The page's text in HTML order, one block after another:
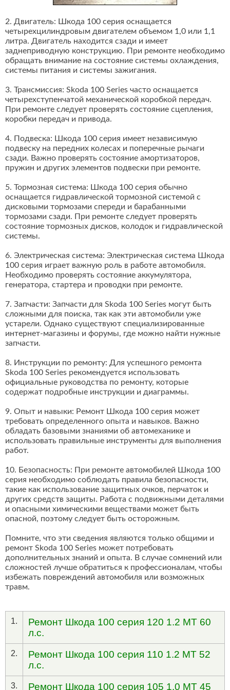
2. Двигатель: Шкода 100 серия оснащается
четырехцилиндровым двигателем объемом 1,0 или 1,1
литра. Двигатель находится сзади и имеет
заднеприводную конструкцию. При ремонте необходимо
обращать внимание на состояние системы охлаждения,
системы питания и системы зажигания.
3. Трансмиссия: Skoda 100 Series часто оснащается
четырехступенчатой механической коробкой передач.
При ремонте следует проверять состояние сцепления,
коробки передач и привода.
4. Подвеска: Шкода 100 серия имеет независимую
подвеску на передних колесах и поперечные рычаги
сзади. Важно проверять состояние амортизаторов,
пружин и других элементов подвески при ремонте.
5. Тормозная система: Шкода 100 серия обычно
оснащается гидравлической тормозной системой с
дисковыми тормозами спереди и барабанными
тормозами сзади. При ремонте следует проверять
состояние тормозных дисков, колодок и гидравлической
системы.
6. Электрическая система: Электрическая система Шкода
100 серия играет важную роль в работе автомобиля.
Необходимо проверять состояние аккумулятора,
генератора, стартера и проводки при ремонте.
7. Запчасти: Запчасти для Skoda 100 Series могут быть
сложными для поиска, так как эти автомобили уже
устарели. Однако существуют специализированные
интернет-магазины и форумы, где можно найти нужные
запчасти.
8. Инструкции по ремонту: Для успешного ремонта
Skoda 100 Series рекомендуется использовать
официальные руководства по ремонту, которые
содержат подробные инструкции и диаграммы.
9. Опыт и навыки: Ремонт Шкода 100 серия может
требовать определенного опыта и навыков. Важно
обладать базовыми знаниями об автомеханике и
использовать правильные инструменты для выполнения
работ.
10. Безопасность: При ремонте автомобилей Шкода 100
серия необходимо соблюдать правила безопасности,
такие как использование защитных очков, перчаток и
других средств защиты. Работа с подвижными деталями
и опасными химическими веществами может быть
опасной, поэтому следует быть осторожным.
Помните, что эти сведения являются только общими и
ремонт Skoda 100 Series может потребовать
дополнительных знаний и опыта. В случае сомнений или
сложностей лучше обратиться к профессионалам, чтобы
избежать повреждений автомобиля или возможных
травм.
1.
Ремонт Шкода 100 серия 120 1.2 MT 60
л.с.
2.
Ремонт Шкода 100 серия 110 1.2 MT 52
л.с.
3. Ремонт Шкода 100 серия 105 1.0 MT 45